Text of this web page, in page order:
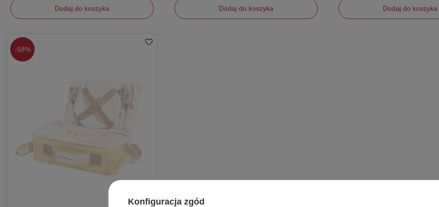
Dodaj do koszyka
L
Dodaj do koszyka Dodaj do koszyka
-58%
Konfiguracja zgód